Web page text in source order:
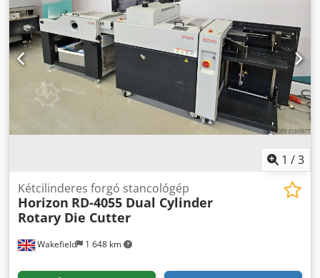
1 /3
Wakefield 1 648 km
Kétcilinderes forgó stancológép
Horizon RD-4055 Dual Cylinder
Rotary Die Cutter